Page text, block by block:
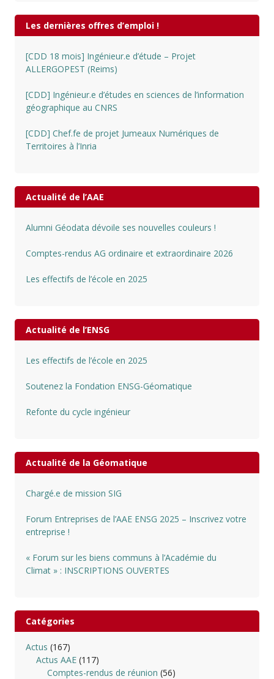
Les dernières offres d’emploi !
[CDD 18 mois] Ingénieur.e d’étude – Projet
ALLERGOPEST (Reims)
[CDD] Ingénieur.e d’études en sciences de l’information
géographique au CNRS
[CDD] Chef.fe de projet Jumeaux Numériques de
Territoires à l’Inria
Actualité de l’AAE
Alumni Géodata dévoile ses nouvelles couleurs !
Comptes-rendus AG ordinaire et extraordinaire 2026
Les effectifs de l’école en 2025
Actualité de l’ENSG
Les effectifs de l’école en 2025
Soutenez la Fondation ENSG-Géomatique
Refonte du cycle ingénieur
Actualité de la Géomatique
Chargé.e de mission SIG
Forum Entreprises de l’AAE ENSG 2025 – Inscrivez votre
entreprise !
« Forum sur les biens communs à l’Académie du
Climat » : INSCRIPTIONS OUVERTES
Catégories
Actus (167)
Actus AAE (117)
Comptes-rendus de réunion (56)